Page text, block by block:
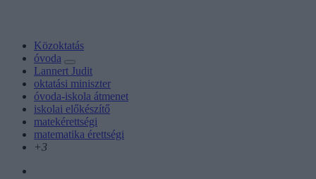
Közoktatás
óvoda
Lannert Judit
oktatási miniszter
óvoda-iskola átmenet
iskolai előkészítő
matekérettségi
matematika érettségi
+3